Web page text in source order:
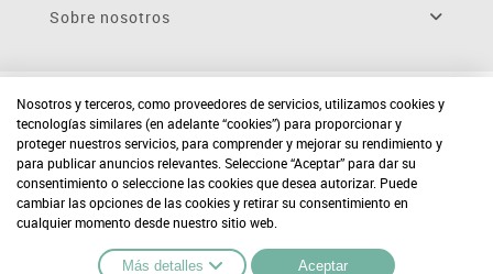
Sobre nosotros
Nosotros y terceros, como proveedores de servicios, utilizamos cookies y
tecnologías similares (en adelante “cookies”) para proporcionar y
proteger nuestros servicios, para comprender y mejorar su rendimiento y
para publicar anuncios relevantes. Seleccione “Aceptar” para dar su
consentimiento o seleccione las cookies que desea autorizar. Puede
cambiar las opciones de las cookies y retirar su consentimiento en
cualquier momento desde nuestro sitio web.
Más detalles Aceptar